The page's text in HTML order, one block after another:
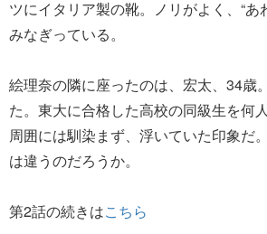
ツにイタリア製の靴。ノリがよく、“あ
みなぎっている。
絵理奈の隣に座ったのは、宏太、34歳
た。東大に合格した高校の同級生を何
周囲には馴染まず、浮いていた印象だ
は違うのだろうか。
第2話の続きはこちら